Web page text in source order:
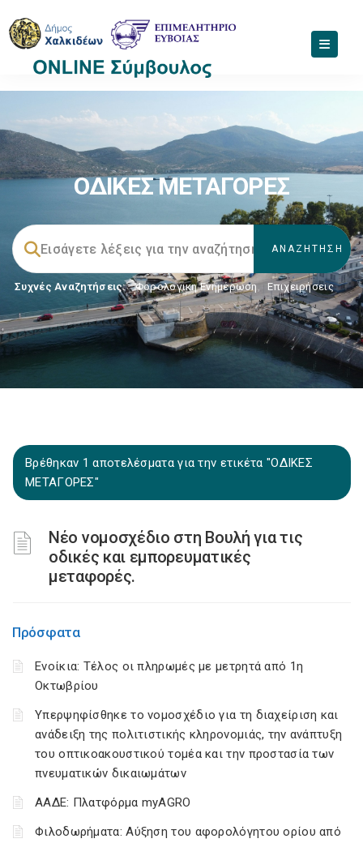
ΟΔΙΚΕΣ ΜΕΤΑΓΟΡΕΣ
Συχνές Αναζητήσεις: Φορολογικη Ενημέρωση, Επιχειρήσεις
Βρέθηκαν 1 αποτελέσματα για την ετικέτα "ΟΔΙΚΕΣ
ΜΕΤΑΓΟΡΕΣ"
Νέο νομοσχέδιο στη Βουλή για τις
οδικές και εμπορευματικές
μεταφορές.
Πρόσφατα
Ενοίκια: Τέλος οι πληρωμές με μετρητά από 1η
Οκτωβρίου
Υπερψηφίσθηκε το νομοσχέδιο για τη διαχείριση και
ανάδειξη της πολιτιστικής κληρονομιάς, την ανάπτυξη
του οπτικοακουστικού τομέα και την προστασία των
πνευματικών δικαιωμάτων
ΑΑΔΕ: Πλατφόρμα myAGRO
Φιλοδωρήματα: Αύξηση του αφορολόγητου ορίου από